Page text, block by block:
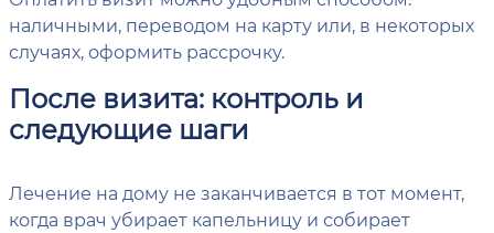
наличными, переводом на карту или, в некоторых
случаях, оформить рассрочку.
После визита: контроль и
следующие шаги
Лечение на дому не заканчивается в тот момент,
когда врач убирает капельницу и собирает